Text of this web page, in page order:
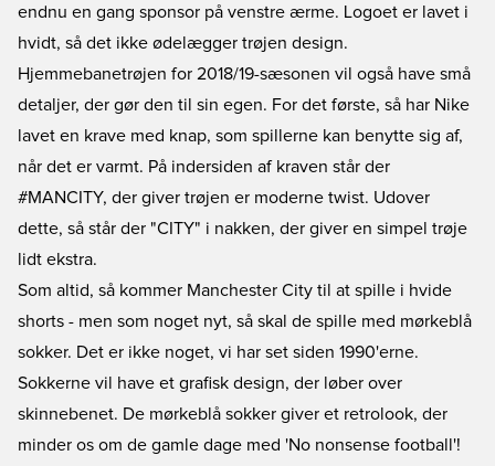
endnu en gang sponsor på venstre ærme. Logoet er lavet i
hvidt, så det ikke ødelægger trøjen design.
Hjemmebanetrøjen for 2018/19-sæsonen vil også have små
detaljer, der gør den til sin egen. For det første, så har Nike
lavet en krave med knap, som spillerne kan benytte sig af,
når det er varmt. På indersiden af kraven står der
#MANCITY, der giver trøjen er moderne twist. Udover
dette, så står der "CITY" i nakken, der giver en simpel trøje
lidt ekstra.
Som altid, så kommer Manchester City til at spille i hvide
shorts - men som noget nyt, så skal de spille med mørkeblå
sokker. Det er ikke noget, vi har set siden 1990'erne.
Sokkerne vil have et grafisk design, der løber over
skinnebenet. De mørkeblå sokker giver et retrolook, der
minder os om de gamle dage med 'No nonsense football'!